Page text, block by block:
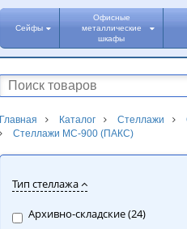
Сейфы
Офисные
металлические
шкафы
Главная Каталог Стеллажи
Стеллажи МС-900 (ПАКС)
Тип стеллажа
Архивно-складские (24)